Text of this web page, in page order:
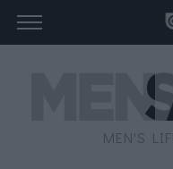
MEN'S